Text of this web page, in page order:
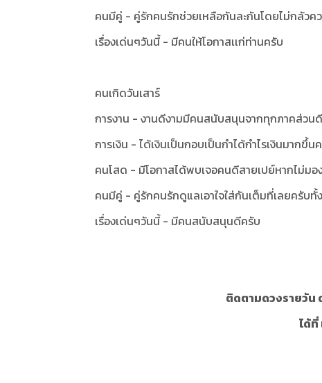
คนมีคู่ - คู่รักคนรักช่วยเหลือกันละกันโดยไม่กลัวค
เรื่องเด่นๆวันนี้ - มีคนให้โอกาสเเก่ท่านครับ
คนเกิดวันเสาร์
การงาน - งานดีงามมีคนสนับสนุนจากทุกภาคส่วน
การเงิน - ได้เงินเป็นกอบเป็นกำได้กำไรเงินมากขึ้น
คนโสด - มีโอกาสได้พบเจอคนดีสายเปย์หากไม่ม
คนมีคู่ - คู่รักคนรักดูแลเอาใจใส่กันเต็มที่เลยครับทั้
เรื่องเด่นๆวันนี้ - มีคนสนับสนุนดีครับ
ติดตามดวงรายวัน
ได้